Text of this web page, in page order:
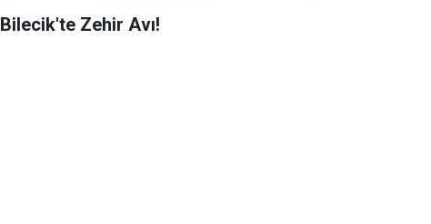
Bilecik'te Zehir Avı!